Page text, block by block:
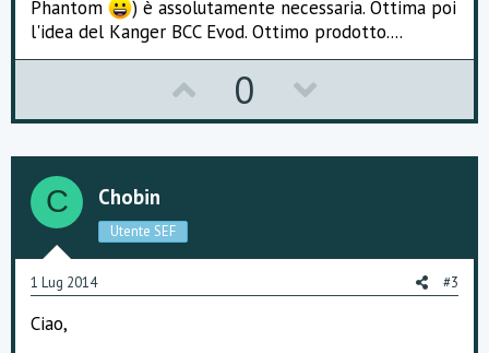
n. 2 - Batterie ricaricabili 1100 mAh con protezione 5 click
n. 2 - Cartomizzatori 2.0 ml
n. 2 - Copri cartomizzatori
n. 1 - Carica batteria usb
2)
Accedio Registrati
2 Batterie da 650 mAh (colori a scelta tra Nero, Acciaio, Blu,
Phantom
) è assolutamente necessaria. Ottima poi
l'idea del Kanger BCC Evod. Ottimo prodotto....
p
v
e
0
o
w
o
t
C Chobin
Utente SEF
1 Lug 2014 #3
Ciao,